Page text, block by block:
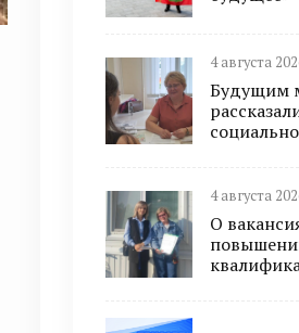
4 августа
Будущим
4 августа
О